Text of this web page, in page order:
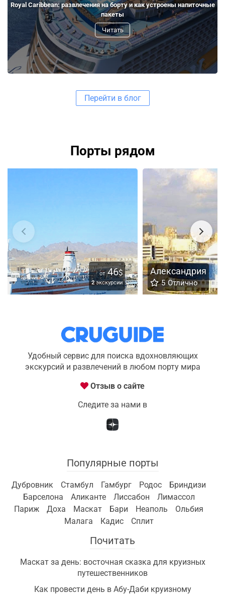
Royal Caribbean: развлечения на борту и как устроены напиточные
пакеты
Читать
Перейти в блог
Порты рядом
Александрия
5 Отлично
от25$
7экскурсий
Удобный сервис для поиска вдохновляющих
экскурсий и развлечений в любом порту мира
Отзыв о сайте
Следите за нами в
Популярные порты
Дубровник Стамбул Гамбург Родос
Бриндизи
Барселона
Аликанте Лиссабон
Лимассол
Париж
Доха Маскат Бари Неаполь
Ольбия
Малага
Кадис Сплит
Почитать
Маскат за день: восточная сказка для круизных
путешественников
Как провести день в Абу-Даби круизному